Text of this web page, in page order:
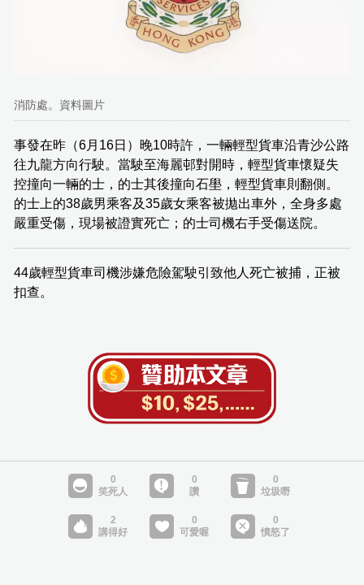
消防處。資料圖片
事發在昨（6月16日）晚10時許，一輛輕型貨車沿青沙公路
往九龍方向行駛。當駛至海麗邨對開時，輕型貨車懷疑失
控撞向一輛的士，的士其後撞向石壆，輕型貨車則翻側。
的士上的38歲男乘客及35歲女乘客被拋出車外，全身多處
嚴重受傷，現場被證實死亡；的士司機右手受傷送院。
44歲輕型貨車司機涉嫌危險駕駛引致他人死亡被捕，正被
扣查。